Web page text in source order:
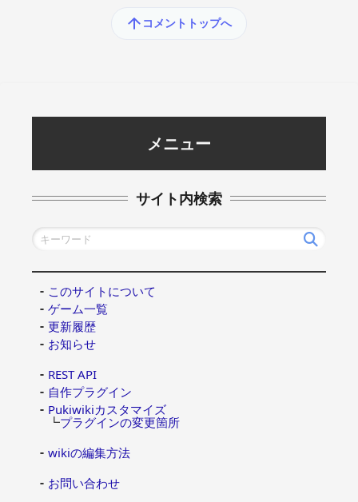
コメントトップへ
メニュー
サイト内検索
このサイトについて
ゲーム一覧
更新履歴
お知らせ
REST API
自作プラグイン
Pukiwikiカスタマイズ
┗プラグインの変更箇所
wikiの編集方法
お問い合わせ